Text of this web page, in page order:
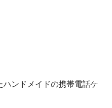
ハンドメイドの携帯電話ケ